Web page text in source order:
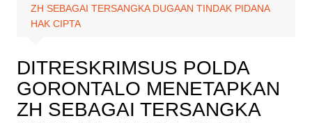
ZH SEBAGAI TERSANGKA DUGAAN TINDAK PIDANA
HAK CIPTA
DITRESKRIMSUS POLDA
GORONTALO MENETAPKAN
ZH SEBAGAI TERSANGKA